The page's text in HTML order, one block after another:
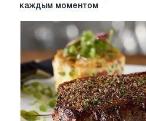
кофе
Krauff:
Наслаждение
каждым
моментом
каждым моментом